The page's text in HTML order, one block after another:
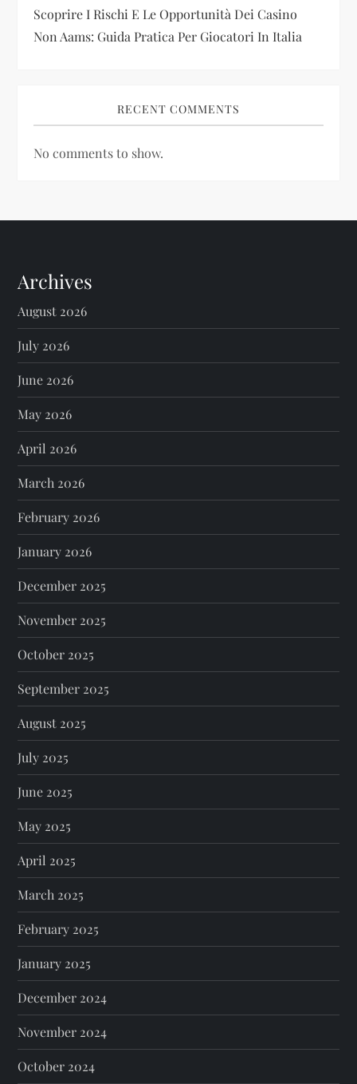
Scoprire I Rischi E Le Opportunità Dei Casino
Non Aams: Guida Pratica Per Giocatori In Italia
RECENT COMMENTS
No comments to show.
Archives
August 2026
July 2026
June 2026
May 2026
April 2026
March 2026
February 2026
January 2026
December 2025
November 2025
October 2025
September 2025
August 2025
July 2025
June 2025
May 2025
April 2025
March 2025
February 2025
January 2025
December 2024
November 2024
October 2024